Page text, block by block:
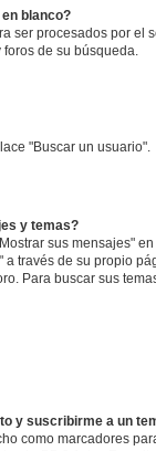
blanco?
ser procesados por el
de su búsqueda.
"Buscar un usuario".
y temas?
sus mensajes"
través de su propio
Para buscar sus
y suscribirme a un
como marcadores